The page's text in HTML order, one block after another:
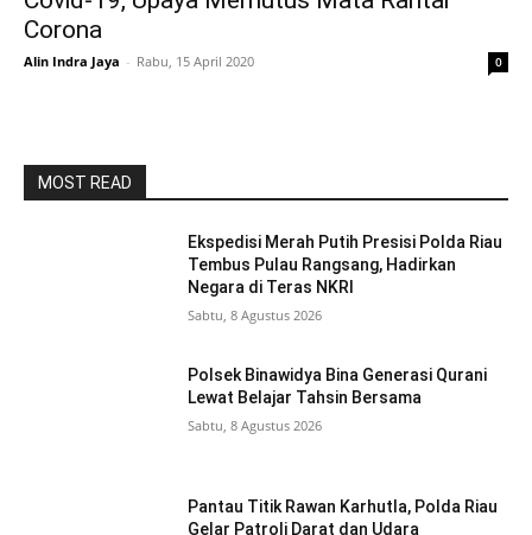
Corona
Alin Indra Jaya - Rabu, 15 April 2020 0
MOST READ
Ekspedisi Merah Putih Presisi Polda Riau
Tembus Pulau Rangsang, Hadirkan
Negara di Teras NKRI
Sabtu, 8 Agustus 2026
Polsek Binawidya Bina Generasi Qurani
Lewat Belajar Tahsin Bersama
Sabtu, 8 Agustus 2026
Pantau Titik Rawan Karhutla, Polda Riau
Gelar Patroli Darat dan Udara